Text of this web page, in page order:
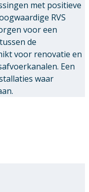
met positieve
RVS
voor een
de
voor renovatie en
Een
waar